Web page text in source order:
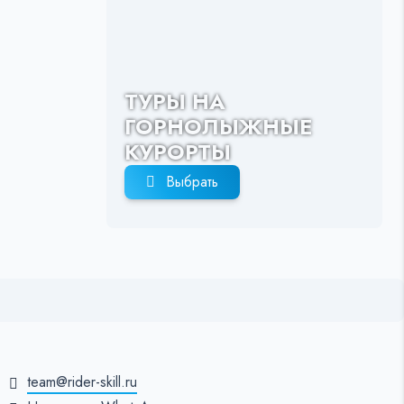
ТУРЫ НА
ГОРНОЛЫЖНЫЕ
КУРОРТЫ
Выбрать
team@rider-skill.ru